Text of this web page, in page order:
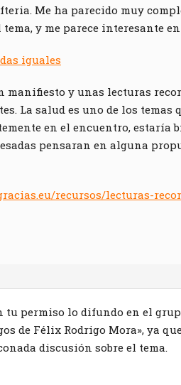
Me ha parecido muy
tema, y me parece interesante
iguales
manifiesto y unas lecturas
La salud es uno de los temas
en el encuentro, estaría
pensaran en alguna
recursos/lecturas-
tu permiso lo difundo en el
de Félix Rodrigo Mora», ya
discusión sobre el tema.